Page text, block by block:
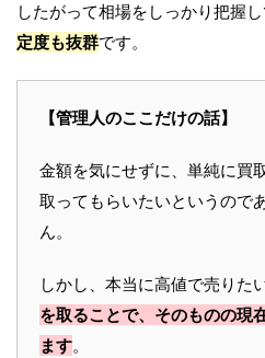
したがって相場をしっかり把握し
定度も抜群です。
【管理人のここだけの話】
金額を気にせずに、単純に買
取ってもらいたいというので
ん。
しかし、本当に高値で売りた
を取ることで、そのものの現
ます。